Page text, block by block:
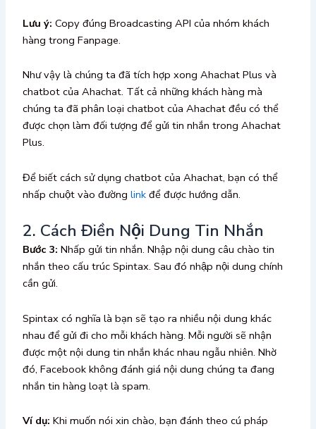
Lưu ý: Copy đúng Broadcasting API của nhóm khách
hàng trong Fanpage.
Như vậy là chúng ta đã tích hợp xong Ahachat Plus và
chatbot của Ahachat. Tất cả những khách hàng mà
chúng ta đã phân loại chatbot của Ahachat đều có thể
được chọn làm đối tượng để gửi tin nhắn trong Ahachat
Plus.
Để biết cách sử dụng chatbot của Ahachat, bạn có thể
nhấp chuột vào đường linkđể được hướng dẫn.
2. Cách Điền Nội Dung Tin Nhắn
Bước 3:Nhấp gửi tin nhắn. Nhập nội dung câu chào tin
nhắn theo cấu trúc Spintax. Sau đó nhập nội dung chính
cần gửi.
Spintax có nghĩa là bạn sẽ tạo ra nhiều nội dung khác
nhau để gửi đi cho mỗi khách hàng. Mỗi người sẽ nhận
được một nội dung tin nhắn khác nhau ngẫu nhiên. Nhờ
đó, Facebook không đánh giá nội dung chúng ta đang
nhắn tin hàng loạt là spam.
Ví dụ:Khi muốn nói xin chào, bạn đánh theo cú pháp